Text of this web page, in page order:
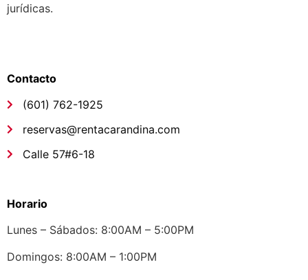
jurídicas.
Contacto
(601) 762-1925
reservas@rentacarandina.com
Calle 57#6-18
Horario
Lunes – Sábados: 8:00AM – 5:00PM
Domingos: 8:00AM – 1:00PM